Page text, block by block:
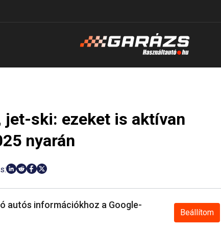
ski: ezeket is aktívan
nyarán
autós információkhoz a Google-
Beállítom